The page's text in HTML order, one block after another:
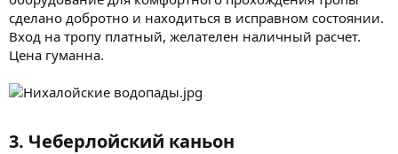
сделано добротно и находиться в исправном состоянии.
Вход на тропу платный, желателен наличный расчет.
Цена гуманна.
3. Чеберлойский каньон​